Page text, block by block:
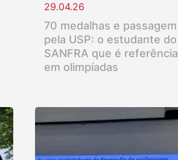
29.04.26
70 medalhas e passagem
pela USP: o estudante do
SANFRA que é referência
em olimpíadas